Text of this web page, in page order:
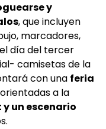
y
, que incluyen
marcadores,
día del tercer
camisetas de la
con una feria
orientadas a la
un escenario